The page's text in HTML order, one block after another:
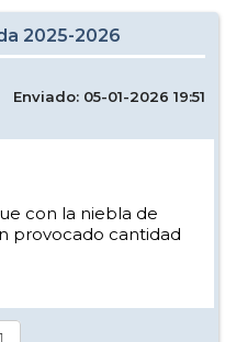
2025-2026
Enviado: 05-01-2026 19:51
con la niebla de
provocado cantidad